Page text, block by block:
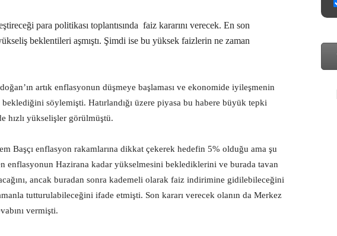
para politikası toplantısında faiz kararını verecek. En son
beklentileri aşmıştı. Şimdi ise bu yüksek faizlerin ne zaman
artık enflasyonun düşmeye başlaması ve ekonomide iyileşmenin
söylemişti. Hatırlandığı üzere piyasa bu habere büyük tepki
hızlı yükselişler görülmüştü.
Başçı enflasyon rakamlarına dikkat çekerek hedefin 5% olduğu ama şu
enflasyonun Hazirana kadar yükselmesini beklediklerini ve burada tavan
ancak buradan sonra kademeli olarak faiz indirimine gidilebileceğini
tutturulabileceğini ifade etmişti. Son kararı verecek olanın da Merkez
vermişti.